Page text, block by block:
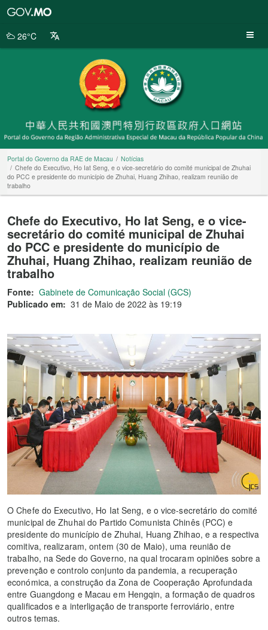
da
26°C
Portal do Governo da RAE de Macau
Notícias
Chefe do Executivo, Ho Iat Seng, e o vice-secretário do comité municipal de Zhuhai
do PCC e presidente do município de Zhuhai, Huang Zhihao, realizam reunião de
trabalho
Chefe do Executivo, Ho Iat Seng, e o vice-
secretário do comité municipal de Zhuhai
do PCC e presidente do município de
Zhuhai, Huang Zhihao, realizam reunião de
trabalho
Fonte: Gabinete de Comunicação Social (GCS)
Publicado em: 31 de Maio de 2022 às 19:19
O Chefe do Executivo, Ho Iat Seng, e o vice-secretário do comité
municipal de Zhuhai do Partido Comunista Chinês (PCC) e
presidente do município de Zhuhai, Huang Zhihao, e a respectiva
comitiva, realizaram, ontem (30 de Maio), uma reunião de
trabalho, na Sede do Governo, na qual trocaram opiniões sobre a
prevenção e controlo conjunto da pandemia, a recuperação
económica, a construção da Zona de Cooperação Aprofundada
entre Guangdong e Macau em Hengqin, a formação de quadros
qualificados e a interligação de transporte ferroviário, entre
outros temas.